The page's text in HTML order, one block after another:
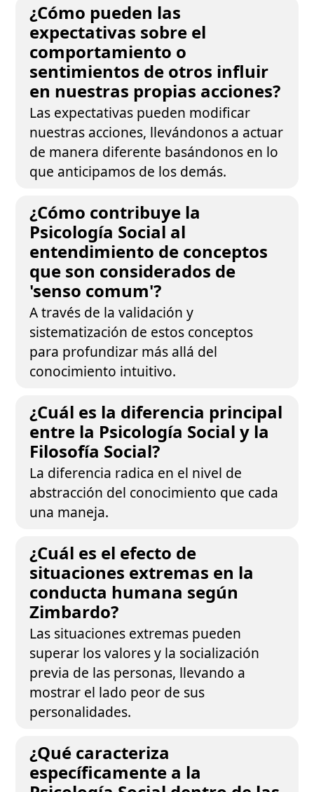
¿Cómo pueden las
expectativas sobre el
comportamiento o
sentimientos de otros influir
en nuestras propias acciones?
Las expectativas pueden modificar
nuestras acciones, llevándonos a actuar
de manera diferente basándonos en lo
que anticipamos de los demás.
¿Cómo contribuye la
Psicología Social al
entendimiento de conceptos
que son considerados de
'senso comum'?
A través de la validación y
sistematización de estos conceptos
para profundizar más allá del
conocimiento intuitivo.
¿Cuál es la diferencia principal
entre la Psicología Social y la
Filosofía Social?
La diferencia radica en el nivel de
abstracción del conocimiento que cada
una maneja.
¿Cuál es el efecto de
situaciones extremas en la
conducta humana según
Zimbardo?
Las situaciones extremas pueden
superar los valores y la socialización
previa de las personas, llevando a
mostrar el lado peor de sus
personalidades.
¿Qué caracteriza
específicamente a la